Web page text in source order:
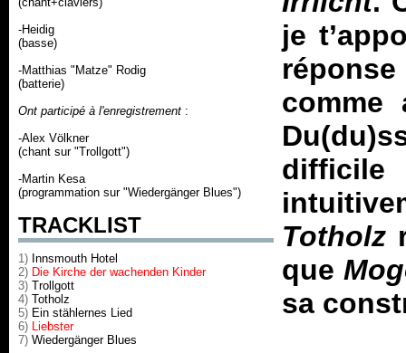
-Heidig
(basse)
-Matthias "Matze" Rodig
(batterie)
Ont participé à l'enregistrement :
-Alex Völkner
(chant sur "Trollgott")
-Martin Kesa
(programmation sur "Wiedergänger Blues")
TRACKLIST
1) Innsmouth Hotel
2) Die Kirche der wachenden Kinder
3) Trollgott
4) Totholz
5) Ein stählernes Lied
6) Liebster
7) Wiedergänger Blues
je
comme
Totholz
que
sa